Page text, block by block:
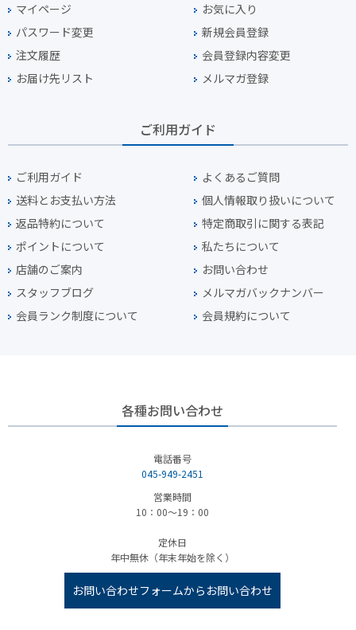
マイページ
お気に入り
パスワード変更
新規会員登録
注文履歴
会員登録内容変更
お届け先リスト
メルマガ登録
ご利用ガイド
ご利用ガイド
よくあるご質問
送料とお支払い方法
個人情報取り扱いについて
返品特約について
特定商取引に関する表記
ポイントについて
私たちについて
店舗のご案内
お問い合わせ
スタッフブログ
メルマガバックナンバー
会員ランク制度について
会員規約について
各種お問い合わせ
電話番号
045-949-2451
営業時間
10：00～19：00
定休日
年中無休（年末年始を除く）
お問い合わせフォームからお問い合わせ